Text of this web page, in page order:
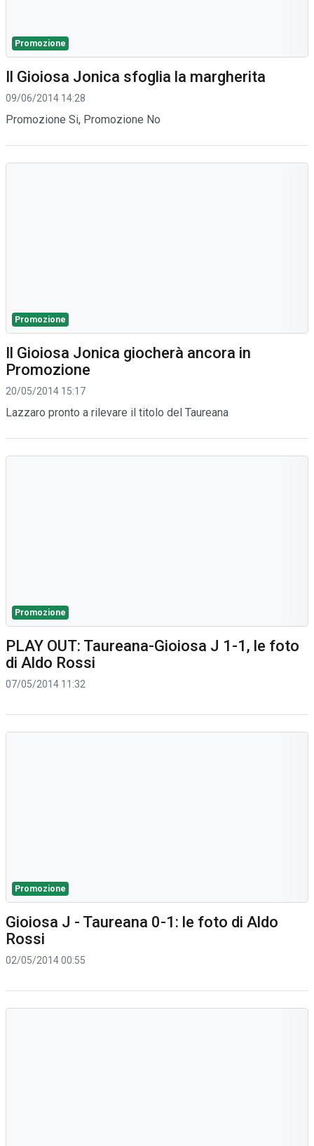
Promozione
Il Gioiosa Jonica sfoglia la margherita
09/06/2014 14:28
Promozione Si, Promozione No
Promozione
Il Gioiosa Jonica giocherà ancora in
Promozione
20/05/2014 15:17
Lazzaro pronto a rilevare il titolo del Taureana
Promozione
PLAY OUT: Taureana-Gioiosa J 1-1, le foto
di Aldo Rossi
07/05/2014 11:32
Promozione
Gioiosa J - Taureana 0-1: le foto di Aldo
Rossi
02/05/2014 00:55